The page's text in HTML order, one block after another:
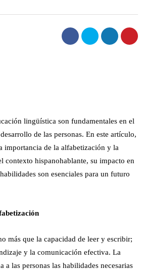
lingüística son fundamentales en el
de las personas. En este artículo,
importancia de la alfabetización y la
contexto hispanohablante, su impacto en
son esenciales para un futuro
más que la capacidad de leer y escribir;
y la comunicación efectiva. La
a las personas las habilidades necesarias